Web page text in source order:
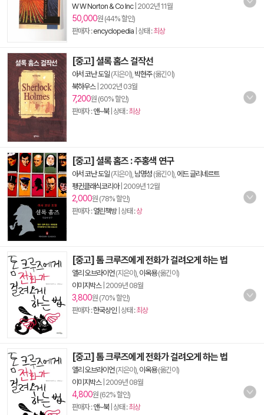
W W Norton & Co Inc| 2002년 11월
50,000원 (44% 할인)
판매자 :encyclopedia | 상태 :최상
[중고] 셜록 홈스 걸작선
아서 코난 도일 (지은이), 박현주(옮긴이)
북하우스| 2002년 03월
7,200원 (60% 할인)
판매자 :앤~북| 상태 :최상
[중고] 셜록 홈즈 : 주홍색 연구
아서 코난 도일 (지은이), 남명성 (옮긴이), 에드 글리네르트
펭귄클래식코리아| 2009년 12월
2,000원 (78% 할인)
판매자 :열린책방| 상태 :상
[중고] 톰 크루즈에게 전화가 걸려오게 하는 법
앨리 오브라이언(지은이), 이옥용(옮긴이)
이미지박스| 2009년 08월
3,800원 (70% 할인)
판매자 :한국상인 | 상태 :최상
[중고] 톰 크루즈에게 전화가 걸려오게 하는 법
앨리 오브라이언(지은이), 이옥용(옮긴이)
이미지박스| 2009년 08월
4,800원 (62% 할인)
판매자 :앤~북| 상태 :최상